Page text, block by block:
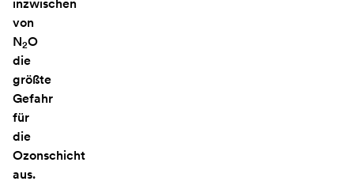
inzwischen
von
N2O
die
größte
Gefahr
für
die
Ozonschicht
aus.